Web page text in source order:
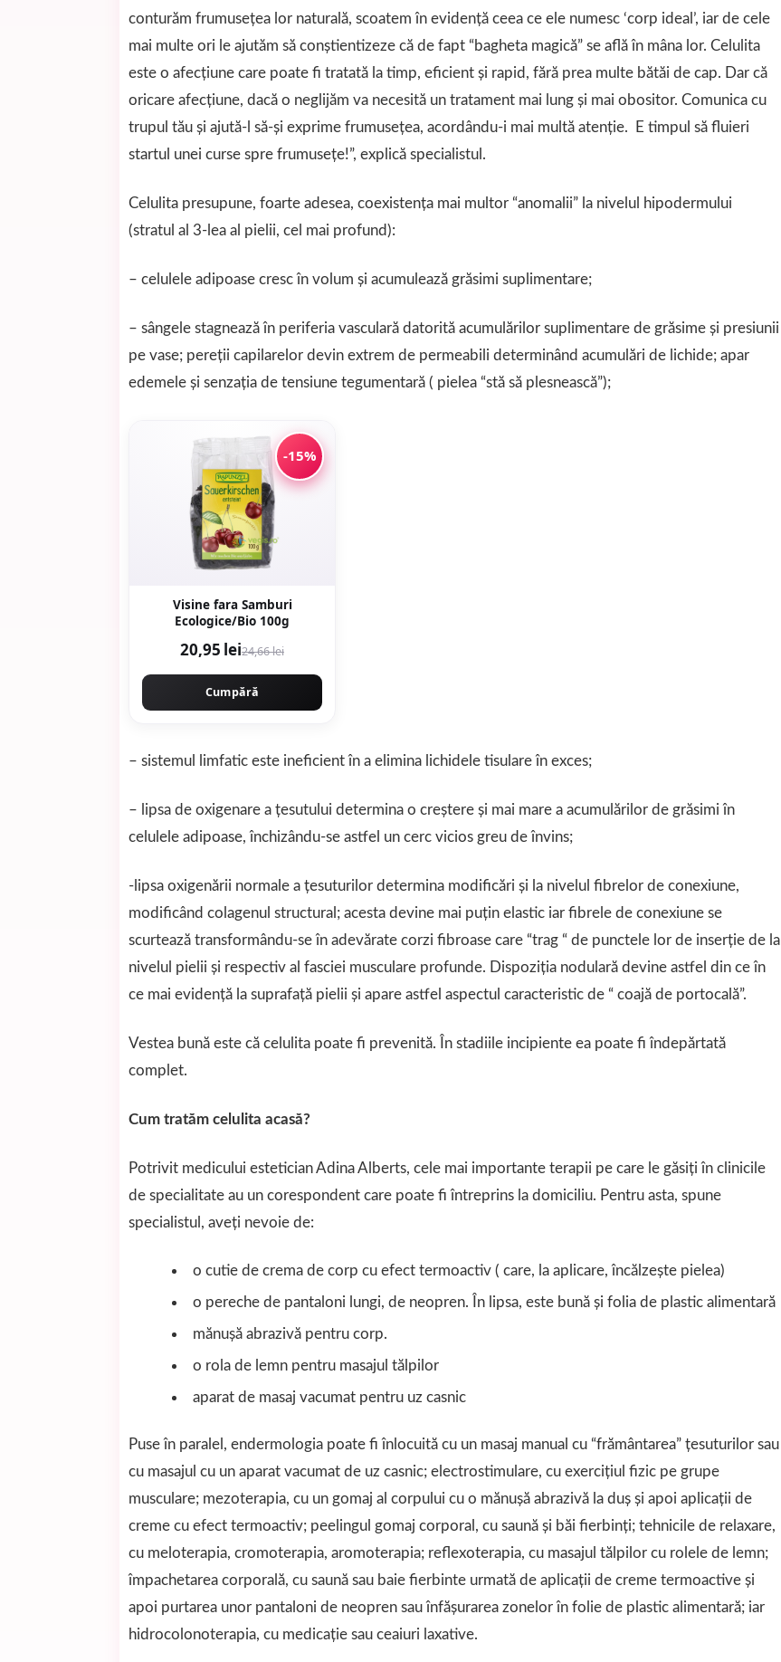
conturăm frumuseţea lor naturală, scoatem în evidenţă ceea ce ele numesc ‘corp ideal’, iar de cele
mai multe ori le ajutăm să conştientizeze că de fapt “bagheta magică” se află în mâna lor. Celulita
este o afecţiune care poate fi tratată la timp, eficient şi rapid, fără prea multe bătăi de cap. Dar că
oricare afecţiune, dacă o neglijăm va necesită un tratament mai lung şi mai obositor. Comunica cu
trupul tău şi ajută-l să-şi exprime frumuseţea, acordându-i mai multă atenţie. E timpul să fluieri
startul unei curse spre frumuseţe!”, explică specialistul.
Celulita presupune, foarte adesea, coexistenţa mai multor “anomalii” la nivelul hipodermului
(stratul al 3-lea al pielii, cel mai profund):
– celulele adipoase cresc în volum şi acumulează grăsimi suplimentare;
– sângele stagnează în periferia vasculară datorită acumulărilor suplimentare de grăsime şi presiunii
pe vase; pereţii capilarelor devin extrem de permeabili determinând acumulări de lichide; apar
edemele şi senzaţia de tensiune tegumentară ( pielea “stă să plesnească”);
-15%
Visine fara Samburi
Ecologice/Bio 100g
20,95 lei24,66 lei
Cumpără
– sistemul limfatic este ineficient în a elimina lichidele tisulare în exces;
– lipsa de oxigenare a ţesutului determina o creştere şi mai mare a acumulărilor de grăsimi în
celulele adipoase, închizându-se astfel un cerc vicios greu de învins;
-lipsa oxigenării normale a ţesuturilor determina modificări şi la nivelul fibrelor de conexiune,
modificând colagenul structural; acesta devine mai puţin elastic iar fibrele de conexiune se
scurtează transformându-se în adevărate corzi fibroase care “trag “ de punctele lor de inserţie de la
nivelul pielii şi respectiv al fasciei musculare profunde. Dispoziţia nodulară devine astfel din ce în
ce mai evidenţă la suprafaţă pielii şi apare astfel aspectul caracteristic de “ coajă de portocală”.
Vestea bună este că celulita poate fi prevenită. În stadiile incipiente ea poate fi îndepărtată
complet.
Cum tratăm celulita acasă?
Potrivit medicului estetician Adina Alberts, cele mai importante terapii pe care le găsiţi în clinicile
de specialitate au un corespondent care poate fi întreprins la domiciliu. Pentru asta, spune
specialistul, aveţi nevoie de:
o cutie de crema de corp cu efect termoactiv ( care, la aplicare, încălzeşte pielea)
o pereche de pantaloni lungi, de neopren. În lipsa, este bună şi folia de plastic alimentară
mănuşă abrazivă pentru corp.
o rola de lemn pentru masajul tălpilor
aparat de masaj vacumat pentru uz casnic
Puse în paralel, endermologia poate fi înlocuită cu un masaj manual cu “frământarea” ţesuturilor sau
cu masajul cu un aparat vacumat de uz casnic; electrostimulare, cu exerciţiul fizic pe grupe
musculare; mezoterapia, cu un gomaj al corpului cu o mănuşă abrazivă la duș şi apoi aplicaţii de
creme cu efect termoactiv; peelingul gomaj corporal, cu saună și băi fierbinţi; tehnicile de relaxare,
cu meloterapia, cromoterapia, aromoterapia; reflexoterapia, cu masajul tălpilor cu rolele de lemn;
împachetarea corporală, cu saună sau baie fierbinte urmată de aplicaţii de creme termoactive şi
apoi purtarea unor pantaloni de neopren sau înfăşurarea zonelor în folie de plastic alimentară; iar
hidrocolonoterapia, cu medicaţie sau ceaiuri laxative.